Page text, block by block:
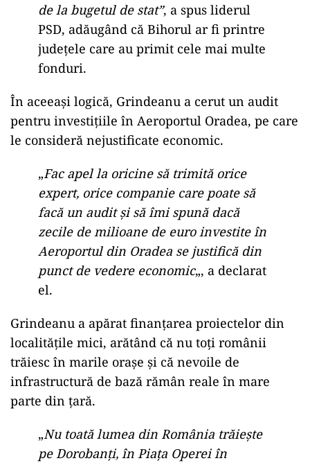
de la bugetul de stat”, a spus liderul
PSD, adăugând că Bihorul ar fi printre
județele care au primit cele mai multe
fonduri.
În aceeași logică, Grindeanu a cerut un audit
pentru investițiile în Aeroportul Oradea, pe care
le consideră nejustificate economic.
„Fac apel la oricine să trimită orice
expert, orice companie care poate să
facă un audit și să îmi spună dacă
zecile de milioane de euro investite în
Aeroportul din Oradea se justifică din
punct de vedere economic„, a declarat
el.
Grindeanu a apărat finanțarea proiectelor din
localitățile mici, arătând că nu toți românii
trăiesc în marile orașe și că nevoile de
infrastructură de bază rămân reale în mare
parte din țară.
„Nu toată lumea din România trăiește
pe Dorobanți, în Piața Operei în